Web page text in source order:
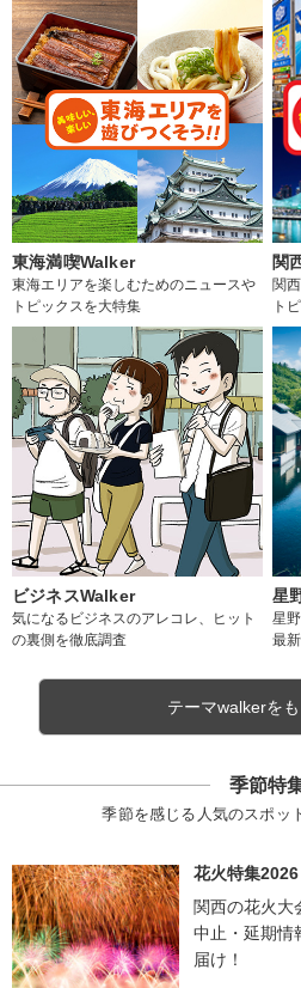
東海満喫Walker
東海エリアを楽しむためのニュースや
トピックスを大特集
関
関
ト
ビジネスWalker
気になるビジネスのアレコレ、ヒット
の裏側を徹底調査
星
星
最
テーマwalkerを
季節特
季節を感じる人気のスポッ
花火特集2026
関西の花火大
中止・延期情
届け！